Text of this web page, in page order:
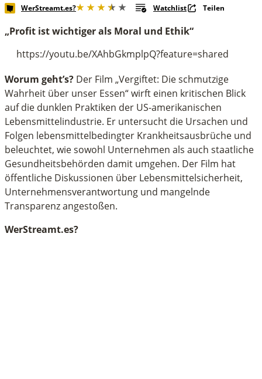
WerStreamt.es? Watchlist Teilen
„Profit ist wichtiger als Moral und Ethik“
https://youtu.be/XAhbGkmplpQ?feature=shared
Worum geht’s? Der Film „Vergiftet: Die schmutzige
Wahrheit über unser Essen“ wirft einen kritischen Blick
auf die dunklen Praktiken der US-amerikanischen
Lebensmittelindustrie. Er untersucht die Ursachen und
Folgen lebensmittelbedingter Krankheitsausbrüche und
beleuchtet, wie sowohl Unternehmen als auch staatliche
Gesundheitsbehörden damit umgehen. Der Film hat
öffentliche Diskussionen über Lebensmittelsicherheit,
Unternehmensverantwortung und mangelnde
Transparenz angestoßen.
WerStreamt.es?